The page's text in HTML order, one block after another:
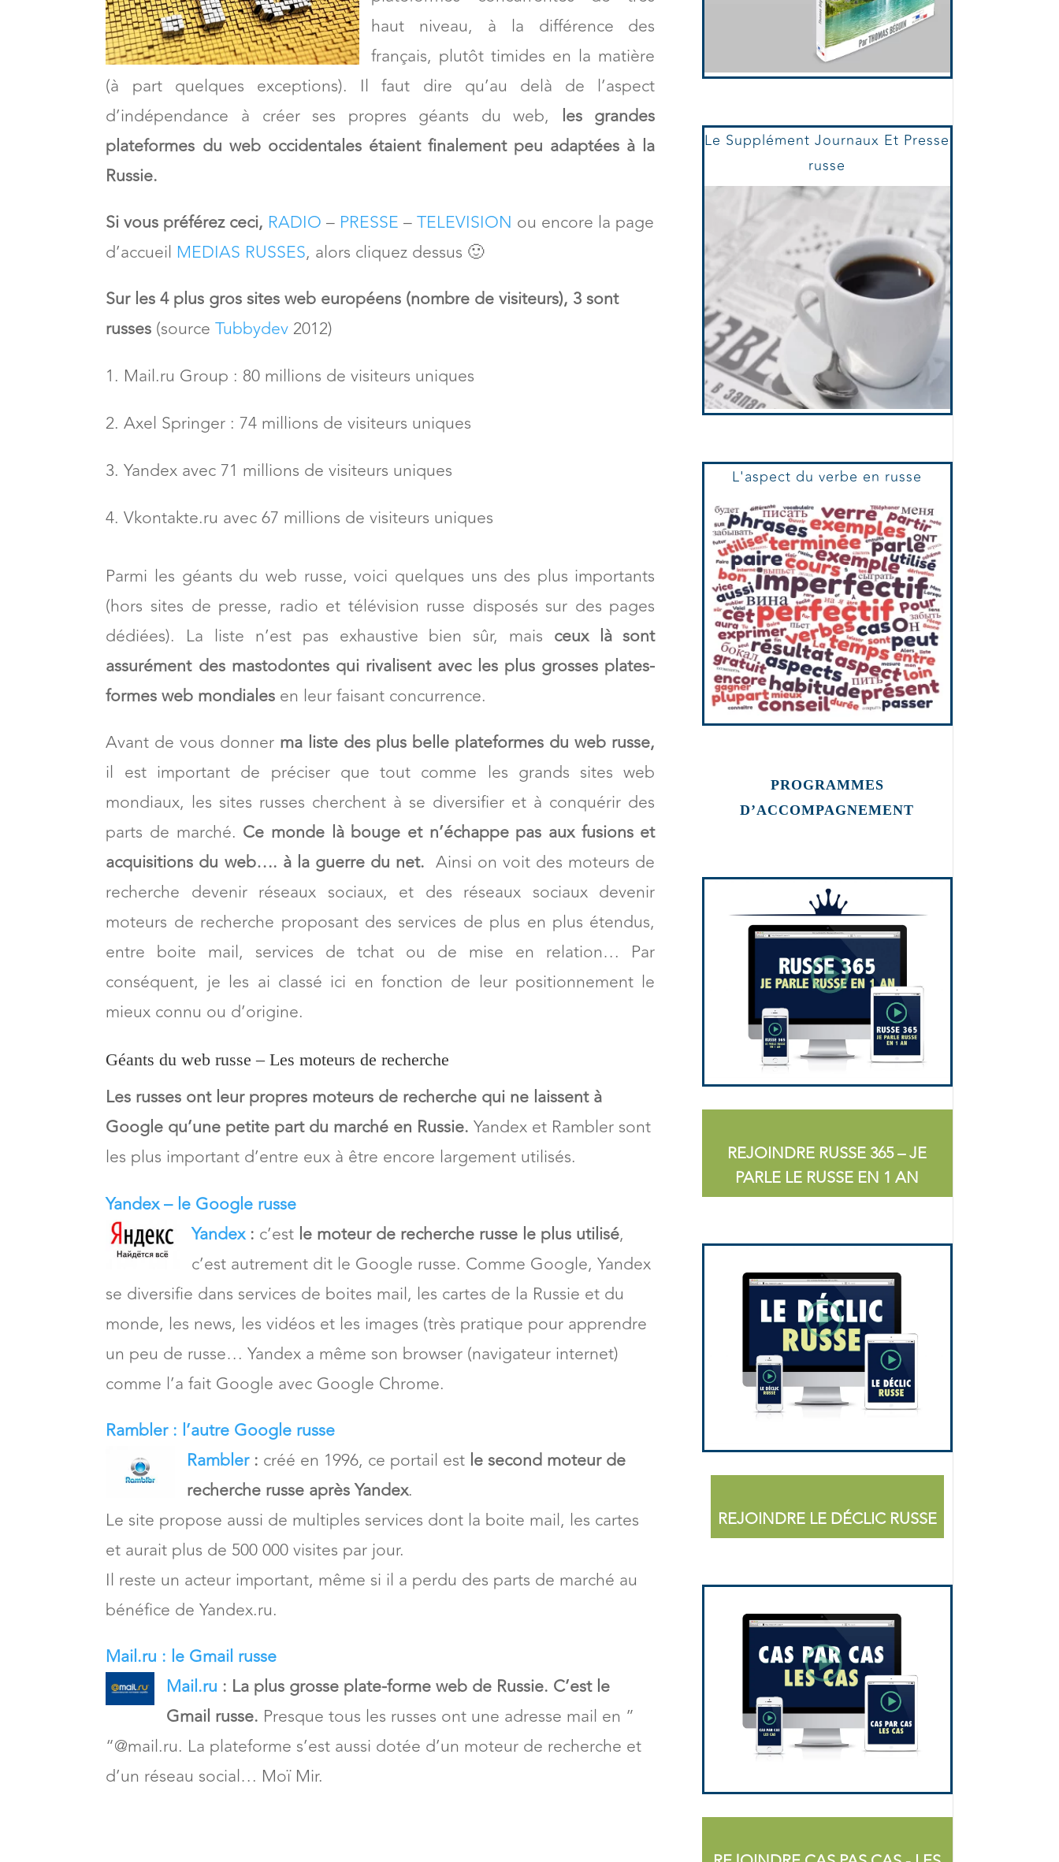
haut niveau, à la différence des
français, plutôt timides en la matière
(à part quelques exceptions). Il faut dire qu’au delà de l’aspect
d’indépendance à créer ses propres géants du web, les grandes
plateformes du web occidentales étaient finalement peu adaptées à la
Russie.
Si vous préférez ceci, RADIO – PRESSE –TELEVISION ou encore la page
d’accueil MEDIAS RUSSES, alors cliquez dessus 🙂
Sur les 4 plus gros sites web européens (nombre de visiteurs), 3 sont
russes (sourceTubbydev 2012)
Mail.ru Group : 80 millions de visiteurs uniques
Axel Springer : 74 millions de visiteurs uniques
Yandex avec 71 millions de visiteurs uniques
Vkontakte.ru avec 67 millions de visiteurs uniques
Parmi les géants du web russe, voici quelques uns des plus importants
(hors sites de presse, radio et télévision russe disposés sur des pages
dédiées). La liste n’est pas exhaustive bien sûr, mais ceux là sont
assurément des mastodontes qui rivalisent avec les plus grosses plates-
formes web mondiales en leur faisant concurrence.
Avant de vous donner ma liste des plus belle plateformes du web russe,
il est important de préciser que tout comme les grands sites web
mondiaux, les sites russes cherchent à se diversifier et à conquérir des
parts de marché. Ce monde là bouge et n’échappe pas aux fusions et
acquisitions du web…. à la guerre du net. Ainsi on voit des moteurs de
recherche devenir réseaux sociaux, et des réseaux sociaux devenir
moteurs de recherche proposant des services de plus en plus étendus,
entre boite mail, services de tchat ou de mise en relation… Par
conséquent, je les ai classé ici en fonction de leur positionnement le
mieux connu ou d’origine.
Géants du web russe – Les moteurs de recherche
Les russes ont leur propres moteurs de recherche qui ne laissent à
Google qu’une petite part du marché en Russie. Yandex et Rambler sont
les plus important d’entre eux à être encore largement utilisés.
Yandex – le Google russe
Yandex: c’est le moteur de recherche russe le plus utilisé,
c’est autrement dit le Google russe. Comme Google, Yandex
se diversifie dans services de boites mail, les cartes de la Russie et du
monde, les news, les vidéos et les images (très pratique pour apprendre
un peu de russe… Yandex a même son browser (navigateur internet)
comme l’a fait Google avec Google Chrome.
Rambler : l’autre Google russe
Rambler: créé en 1996, ce portail est le second moteur de
recherche russe après Yandex.
Le site propose aussi de multiples services dont la boite mail, les cartes
et aurait plus de 500 000 visites par jour.
Il reste un acteur important, même si il a perdu des parts de marché au
bénéfice de Yandex.ru.
Mail.ru : le Gmail russe
Mail.ru : La plus grosse plate-forme web de Russie. C’est le
Gmail russe. Presque tous les russes ont une adresse mail en ”
“@mail.ru. La plateforme s’est aussi dotée d’un moteur de recherche et
d’un réseau social… Moï Mir.
Le Supplément Journaux Et Presse
russe
L'aspect du verbe en russe
PROGRAMMES
D’ACCOMPAGNEMENT
REJOINDRE RUSSE 365 – JE
PARLE LE RUSSE EN 1 AN
REJOINDRE LE DÉCLIC RUSSE